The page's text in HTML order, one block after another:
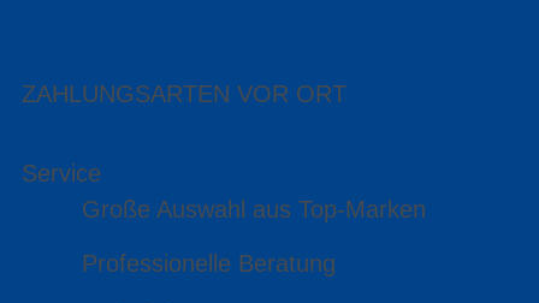
ZAHLUNGSARTEN VOR ORT
Service
Große Auswahl aus Top-Marken
Professionelle Beratung